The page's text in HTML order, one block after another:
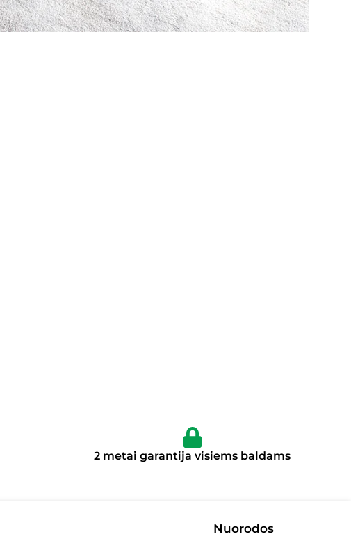
2 metai garantija visiems baldams
Nuorodos